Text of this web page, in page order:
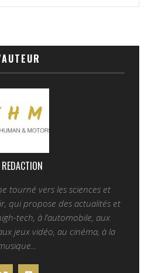
tourné vers les sciences et
qui propose des actualités et
tech, à l’automobile, aux
jeux vidéo, au cinéma, à la